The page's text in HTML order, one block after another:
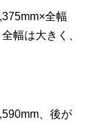
全幅
幅は大きく、
、後が